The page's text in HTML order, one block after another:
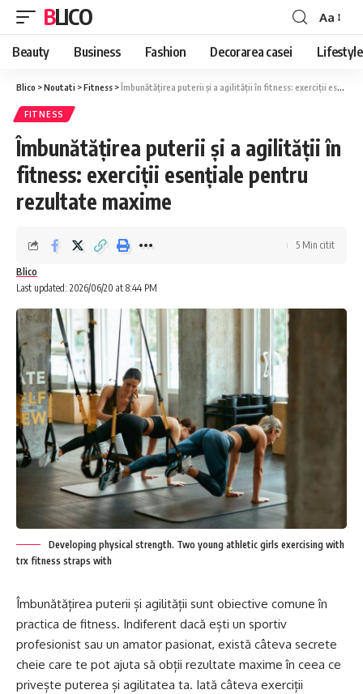
BLICO
Font
Resizer
Aa
Beauty Business Fashion Decorarea casei Lifestyle
Blico >Noutati >Fitness >Îmbunătățirea puterii și a agilității în fitness: exerciții esențiale pentru rezultate maxime
FITNESS
Îmbunătățirea puterii și a agilității în
fitness: exerciții esențiale pentru
rezultate maxime
Last updated: 2026/06/20 at 8:44 PM
Blico
5 Min citit
Developing physical strength. Two young athletic girls exercising with
trx fitness straps with
Îmbunătățirea puterii și agilității sunt obiective comune în
practica de fitness. Indiferent dacă ești un sportiv
profesionist sau un amator pasionat, există câteva secrete
cheie care te pot ajuta să obții rezultate maxime în ceea ce
privește puterea și agilitatea ta. Iată câteva exerciții